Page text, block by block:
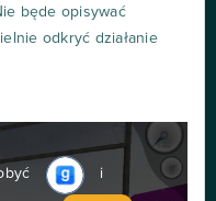
będe opisywać
odkryć działanie
i